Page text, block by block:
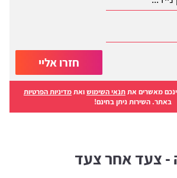
חזרו אליי
מאשרים אתתנאי השימושואתמדיניות הפרטיות
באתר. השירות ניתן בחינם!
- צעד אחר צעד